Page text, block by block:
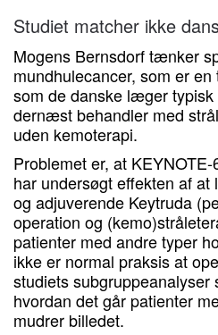
Studiet matcher ikke
Mogens Bernsdorf tænker
mundhulecancer, som er
som de danske læger typisk
dernæst behandler med
uden kemoterapi.
Problemet er, at
har undersøgt effekten af
og adjuverende Keytruda
operation og
patienter med andre typer
ikke er normal praksis at
studiets subgruppeanalyser
hvordan det går patienter
mudrer billedet.